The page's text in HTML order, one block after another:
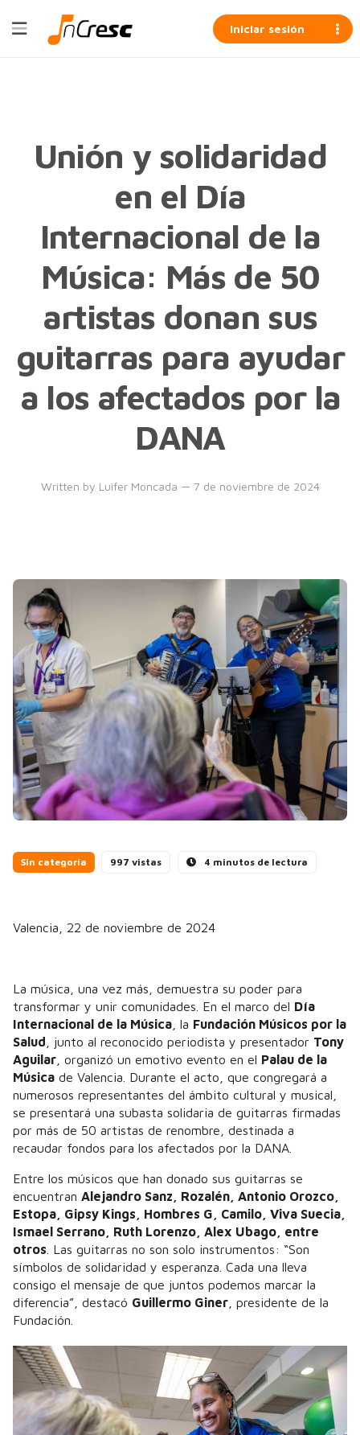
Iniciar sesión
Unión y solidaridad
en el Día
Internacional de la
Música: Más de 50
artistas donan sus
guitarras para ayudar
a los afectados por la
DANA
Written by Luifer Moncada — 7 de noviembre de 2024
Sin categoría 997 vistas 4 minutos de lectura
Valencia, 22 de noviembre de 2024
La música, una vez más, demuestra su poder para
transformar y unir comunidades. En el marco del Día
Internacional de la Música , la Fundación Músicos por la
Salud , junto al reconocido periodista y presentador Tony
Aguilar , organizó un emotivo evento en el Palau de la
Música de Valencia. Durante el acto, que congregará a
numerosos representantes del ámbito cultural y musical,
se presentará una subasta solidaria de guitarras firmadas
por más de 50 artistas de renombre, destinada a
recaudar fondos para los afectados por la DANA.
Entre los músicos que han donado sus guitarras se
encuentran Alejandro Sanz, Rozalén, Antonio Orozco,
Estopa, Gipsy Kings, Hombres G, Camilo, Viva Suecia,
Ismael Serrano, Ruth Lorenzo, Alex Ubago, entre
otros . Las guitarras no son solo instrumentos: “Son
símbolos de solidaridad y esperanza. Cada una lleva
consigo el mensaje de que juntos podemos marcar la
diferencia”, destacó Guillermo Giner , presidente de la
Fundación.